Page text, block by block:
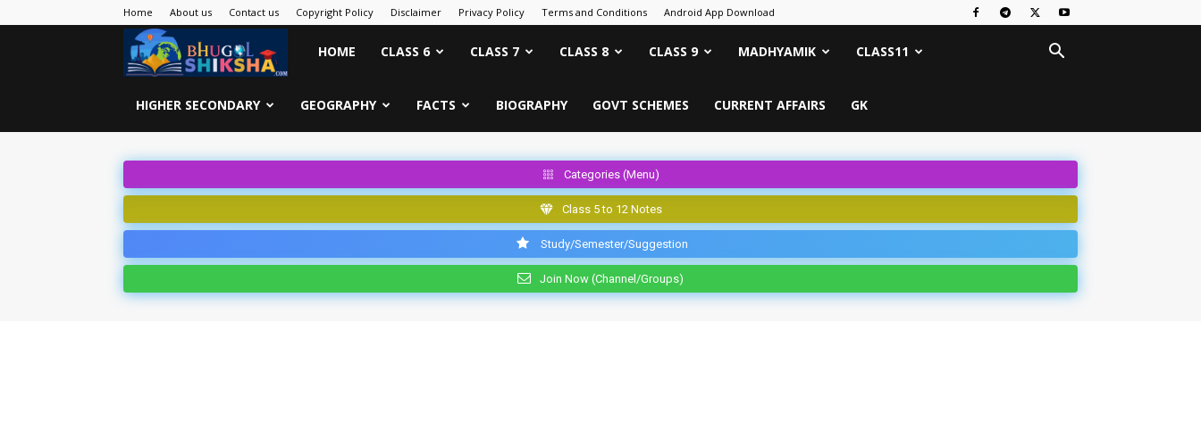
Home About us Contact us Copyright Policy Disclaimer Privacy Policy Terms and Conditions Android App Download
Bhugol
Shiksha
HOME CLASS 6 CLASS 7 CLASS 8 CLASS 9 MADHYAMIK CLASS11
HIGHER SECONDARY GEOGRAPHY FACTS BIOGRAPHY GOVT SCHEMES CURRENT AFFAIRS GK
Categories (Menu)
Class 5 to 12 Notes
Study/Semester/Suggestion
Join Now (Channel/Groups)